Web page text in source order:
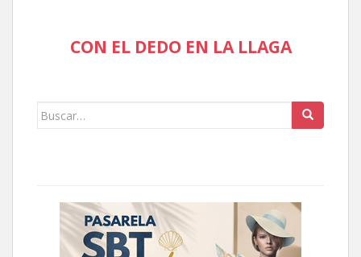
CON EL DEDO EN LA LLAGA
Buscar: